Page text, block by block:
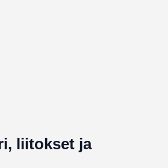
liitokset ja